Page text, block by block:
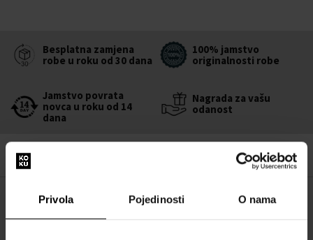
Privola Pojedinosti O nama
Besplatna zamjena
robe u roku od 30 dana
100% jamstvo
originalnosti robe
Jamstvo povrata
novca u roku od 14
dana
Nagrada za vašu
odanost